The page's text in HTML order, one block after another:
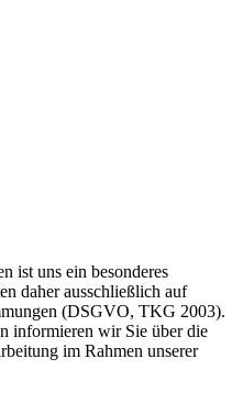
ist uns ein besonderes
daher ausschließlich auf
(DSGVO, TKG 2003).
informieren wir Sie über die
im Rahmen unserer